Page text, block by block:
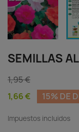
SEMILLAS
1,95 €
1,66 €
15% DE
Impuestos incluidos